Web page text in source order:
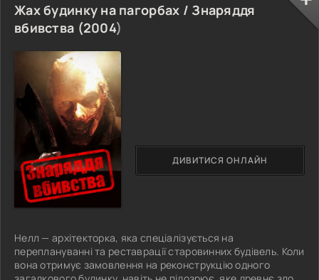
Жах будинку на пагорбах / Знаряддя
вбивства (2004)
Нелл — архітекторка, яка спеціалізується на
переплануванні та реставрації старовинних будівель. Коли
вона отримує замовлення на реконструкцію одного
ДИВИТИСЯ ОНЛАЙН